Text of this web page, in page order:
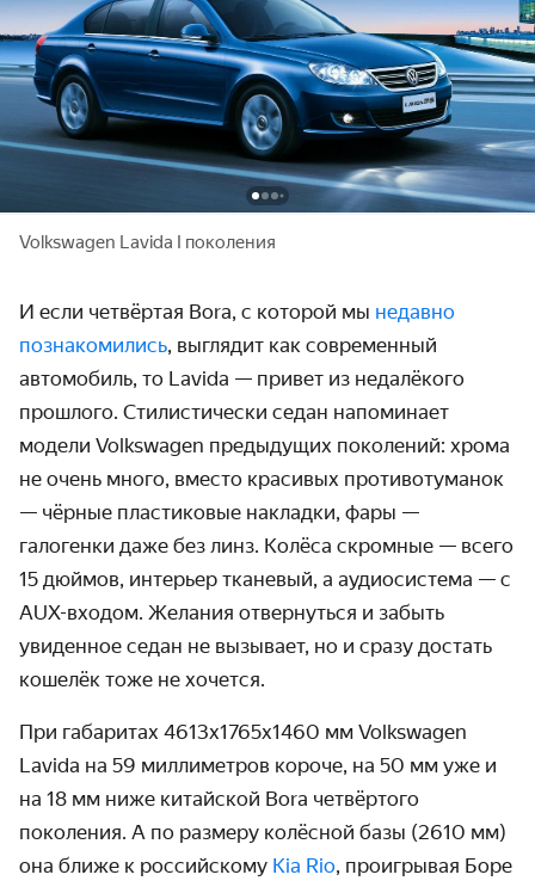
Volkswagen Lavida I поколения
И если четвёртая Bora, с которой мы недавно
познакомились, выглядит как современный
автомобиль, то Lavida — привет из недалёкого
прошлого. Стилистически седан напоминает
модели Volkswagen предыдущих поколений: хрома
не очень много, вместо красивых противотуманок
— чёрные пластиковые накладки, фары —
галогенки даже без линз. Колёса скромные — всего
15 дюймов, интерьер тканевый, а аудиосистема — с
AUX-входом. Желания отвернуться и забыть
увиденное седан не вызывает, но и сразу достать
кошелёк тоже не хочется.
При габаритах 4613х1765х1460 мм Volkswagen
Lavida на 59 миллиметров короче, на 50 мм уже и
на 18 мм ниже китайской Bora четвёртого
поколения. А по размеру колёсной базы (2610 мм)
она ближе к российскому Kia Rio, проигрывая Боре